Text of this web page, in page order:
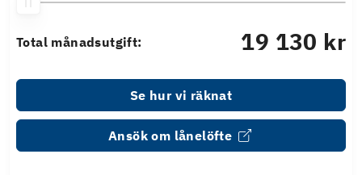
Total månadsutgift: 19 130 kr
Se hur vi räknat
Ansök om lånelöfte